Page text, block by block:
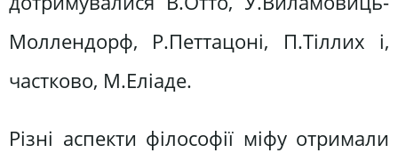
Моллендорф, Р.Петтацоні, П.Тіллих і,
частково, М.Еліаде.
Різні аспекти філософії міфу отримали